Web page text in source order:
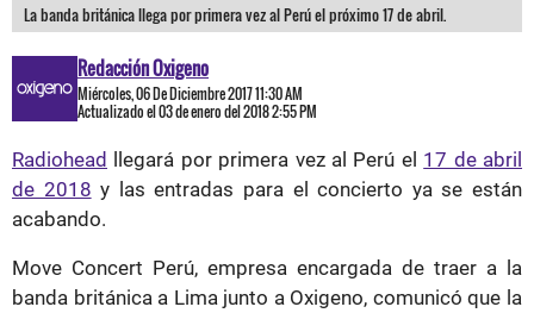
La banda británica llega por primera vez al Perú el próximo 17 de abril.
Redacción Oxigeno
Miércoles, 06 De Diciembre 2017 11:30 AM
Actualizado el 03 de enero del 2018 2:55 PM
Radiohead llegará por primera vez al Perú el 17 de abril
de 2018 y las entradas para el concierto ya se están
acabando.
Move Concert Perú, empresa encargada de traer a la
banda británica a Lima junto a Oxigeno, comunicó que la